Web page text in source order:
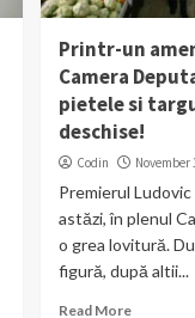
Printr-un
Camera
pietele si
deschise!
Codin November
Premierul
astăzi, în plenul
o grea lovitură.
figură, după altii...
Read More